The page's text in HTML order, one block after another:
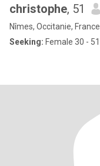
christophe, 51
Nîmes, Occitanie, France
Seeking: Female 30 - 51